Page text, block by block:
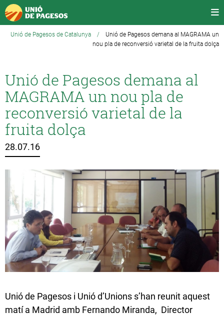
Unió de Pagesos de Catalunya / Unió de Pagesos demana al MAGRAMA un
nou pla de reconversió varietal de la fruita dolça
Unió de Pagesos demana al
MAGRAMA un nou pla de
reconversió varietal de la
fruita dolça
28.07.16
Unió de Pagesos i Unió d’Unions s’han reunit aquest
matí a Madrid amb Fernando Miranda, Director